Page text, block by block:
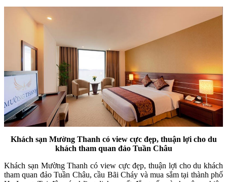
Khách sạn Mường Thanh có view cực đẹp, thuận lợi cho du
khách tham quan đảo Tuần Châu
Khách sạn Mường Thanh có view cực đẹp, thuận lợi cho du khách
tham quan đảo Tuần Châu, cầu Bãi Cháy và mua sắm tại thành phố